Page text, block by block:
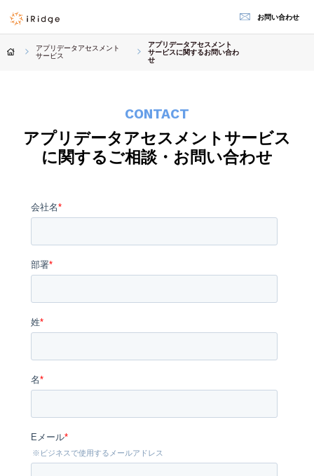
お問い合わせ
アプリデータアセスメント
サービス
アプリデータアセスメント
サービスに関するお問い合わ
せ
CONTACT
アプリデータアセスメントサービス
に関するご相談・お問い合わせ